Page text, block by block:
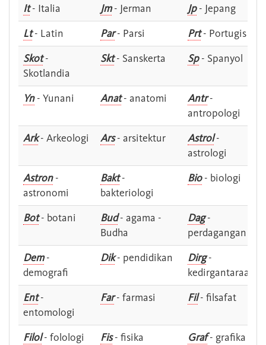
It- Italia Jm- Jerman Jp- Jepang
Lt- Latin Par- Parsi Prt- Portugis
Skot-
Skotlandia
Skt- Sanskerta Sp- Spanyol
Yn- Yunani Anat- anatomi Antr-
antropologi
Ark- Arkeologi Ars- arsitektur Astrol-
astrologi
Astron-
astronomi
Bakt-
bakteriologi
Bio- biologi
Bot- botani Bud- agama -
Budha
Dag-
perdagangan
Dem-
demografi
Dik- pendidikan Dirg-
kedirgantaraan
Ent-
entomologi
Far- farmasi Fil- filsafat
Filol- folologi Fis- fisika Graf- grafika